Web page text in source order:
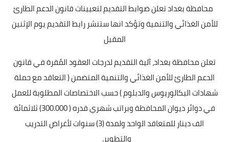
محافظة بغداد تعلن ضوابط التقديم لتعيينات قانون الدعم الطارئ
للأمن الغذائي والتنمية وتؤكد انها ستنشر رابط التقديم يوم الإثنين
المقبل
تعلن محافظة بغداد، آلية التقديم لدرجات العقود المًقرة في قانون
الدعم الطارئ للأمن الغذائي والتنمية المتضمن ( التعاقد مع حملة
شهادات البكالوريوس والدبلوم ) حسب الاختصاصات المطلوبة للعمل
في دوائر ديوان المحافظة وبراتب شهري قدره ( 300.000) ثلاثمائة
الف دينار للمتعاقد الواحد ولمدة (3) سنوات لأغراض التدريب
والتطوير.